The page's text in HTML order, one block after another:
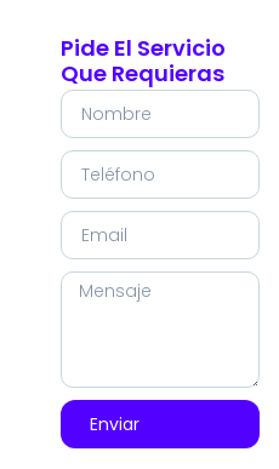
Pide El Servicio
Que Requieras
Enviar